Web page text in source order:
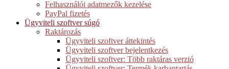
Felhasználói adatmezők kezelése
PayPal fizetés
Ügyviteli szoftver súgó
Raktározás
Ügyviteli szoftver áttekintés
Ügyviteli szoftver bejelentkezés
Ügyviteli szoftver: Több raktáras verzió